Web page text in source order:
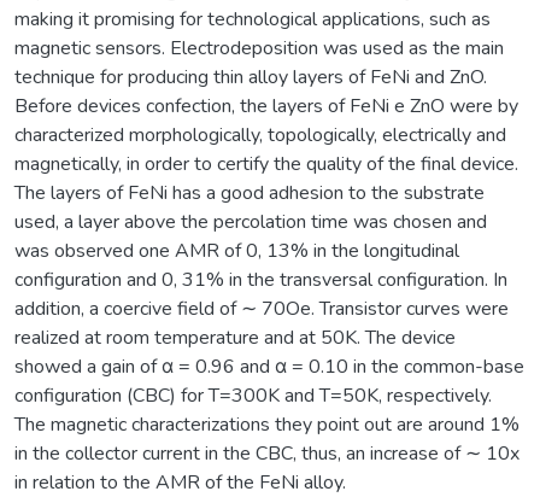
making it promising for technological applications, such as
magnetic sensors. Electrodeposition was used as the main
technique for producing thin alloy layers of FeNi and ZnO.
Before devices confection, the layers of FeNi e ZnO were by
characterized morphologically, topologically, electrically and
magnetically, in order to certify the quality of the final device.
The layers of FeNi has a good adhesion to the substrate
used, a layer above the percolation time was chosen and
was observed one AMR of 0, 13% in the longitudinal
configuration and 0, 31% in the transversal configuration. In
addition, a coercive field of ∼ 70Oe. Transistor curves were
realized at room temperature and at 50K. The device
showed a gain of α = 0.96 and α = 0.10 in the common-base
configuration (CBC) for T=300K and T=50K, respectively.
The magnetic characterizations they point out are around 1%
in the collector current in the CBC, thus, an increase of ∼ 10x
in relation to the AMR of the FeNi alloy.